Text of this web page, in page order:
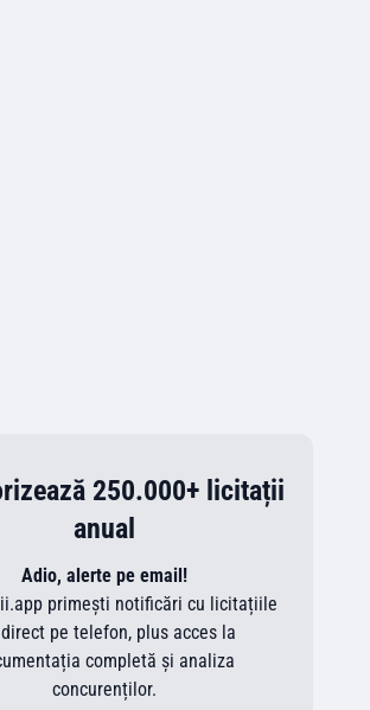
250.000+ licitații
anual
Adio, alerte pe email!
primești notificări cu licitațiile
pe telefon, plus acces la
completă și analiza
concurenților.